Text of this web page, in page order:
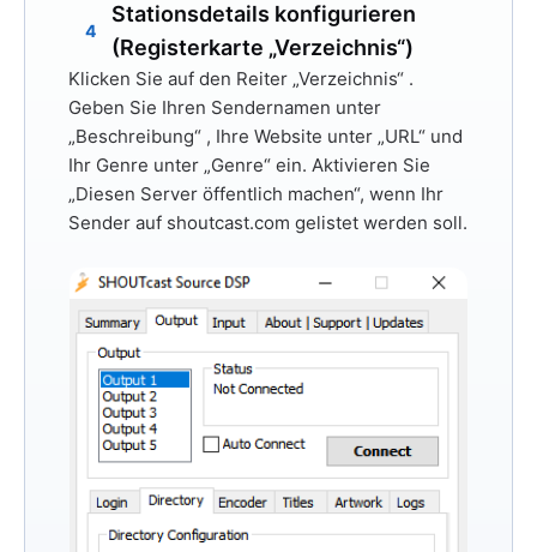
4
Stationsdetails konfigurieren
(Registerkarte „Verzeichnis“)
Klicken Sie auf den Reiter „Verzeichnis“ .
Geben Sie Ihren Sendernamen unter
„Beschreibung“ , Ihre Website unter „URL“ und
Ihr Genre unter „Genre“ ein. Aktivieren Sie
„Diesen Server öffentlich machen“, wenn Ihr
Sender auf shoutcast.com gelistet werden soll.